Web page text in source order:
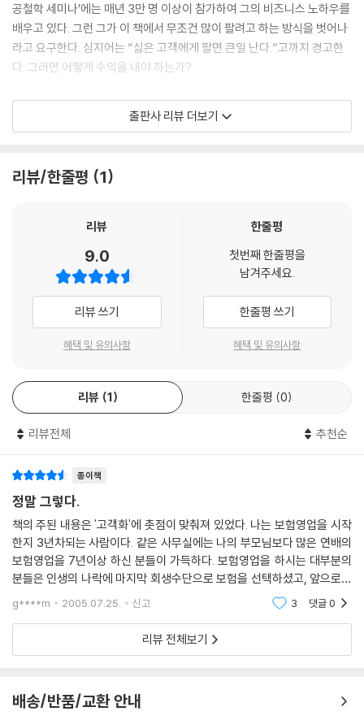
가망 고객의 목소리에 따라 고객 모집 전단지를 개선한다
전단지나 광고를 보고 문의하는 고객이 바로 ‘가망 고객’이다. 이들에게 반
드시 전단지 중 어느 부분을 봤는지 물어 보도록 한다. 그러면 고객 모집 도
지붕 교체 공사를 하는 한 회사 사장이 있었다. 그는 전단지에 대문짝만하
게 ‘55건 가운데 한 건은 무료’라고 쓰고, 이 전단지가 틀림없이 대박을 터
뜨릴 것이라고 기뻐했다. 정말 사장이 예상했던 대로 수많은 문의가 들어
그런데 가망 고객에게 전단지 중 어느 부분이 마음을 끌었냐고 물어봤더니
가망 고객이 가장 많이 본 부분은 ‘나카가와구 지붕 시공 실적 1위’라는 문
구였다. 이 회사는 아이치 현 나고야시에 있는데, 고객이 지역에 뿌리를 내
린 이 회사의 신뢰도를 높이 평가해 문의를 해온 것이다. 이 일을 계기로 사
장은 홍보의 주안점을 어디에 둬야 할지 알게 됐고, 그 뒤로는 ‘나카가와구
지붕 시공실적 1위’라는 문구를 계속 사용했다.
여기에서 우리가 기억해야 할 사실은 좋은 문구나 내용은 계속 사용해야
한다는 점이다. 대부분 전단지를 만들 때 전체적인 효과 여부만 생각하지,
작할 때는 무(無)인 상태에서 다시 시작한다. 지난번 전단지에서 얻은 노
하우를 전혀 활용하지 못하니 정말로 아까운 일이다.
많은 가망 고객을 모집할 수 있는 전단지를 만드는 일은 상당히 힘들다. 따
디가 좋았는지’ ‘어느 부분이 눈에 띄었는지’ 확인해야 한다.
나오는데, ‘좋았다’는 문구나 문장을 확인해 두었다가 다음 전단지나 광고
에 사용한다.
이를 반복하면 시간이 지날수록 더 좋은 전단지를 만들 수 있다. 여러 차례
반복하며 갈고 닦겠다는 발상이 중요하다.
좋은 전단지를 만들려면 끊임없이 가설을 세우고 검증을 해야 한다. 가망
고객이 좋아했던 부분은 노하우로 남기고, 반응이 나쁜 부분은 다른 문장
으로 교체한다. 이를 반복하면 근사한 고객 모집 도구가 완성된다. --- p.11
공철학 세미나’에는 매년 3만 명 이상이 참가하여 그의 비즈니스 노하우를
배우고 있다. 그런 그가 이 책에서 무조건 많이 팔려고 하는 방식을 벗어나
라고 요구한다. 심지어는 “싫은 고객에게 팔면 큰일 난다.”고까지 경고한
다. 그러면 어떻게 수익을 내야 하는가?
저자는 먼저 ‘고객화’를 구축해야 한다고 한다. 그리고 ‘고객화’의 중요성을
인식할 것을 촉구한다. 한번 고객화를 완성시키면 좀처럼 무너지지 않으므
행할 것을 요구한다.
2장에서는 고객화의 핵심은 정보제공이므로 고객화 시스템 단계에 맞춰
고 있다. 그리고 3장에서부터 6장까지는 4단계 고객화 전략을 각 단계별
로 그 세부적인 방법과 절차들을 구체적으로 알려 주고 있다.
‘고객화’를 소홀히 하는 회사는 매출이나 이익이 아무리 급상승해도 다시
구매하는 고객이 없으므로 실제로는 고객들이 회사나 점포 앞을 스쳐 지나
‘고객화’가 구축되지 않았다면 어렵게 손님을 모아 판매를 한다고 해도 별
로 이익이 남지 않는다. 이런 상황이 지속되면 안정적으로 경영을 할 수 없
고, 마치 배수 구멍을 열어놓고 열심히 욕조에 물을 받는 것과 같다. 열심히
고객을 만들어도 이들이 계속 사라진다면 비용만 들고 이익은 남지 않으니
그러므로 저자는 진정한 고객을 확보하라고 한다. ‘진정한 고객’이란 당신
회사에서 취급하는 상품이나 서비스를 기꺼이 구매하는 사람, 신상품이 나
오면 한 치의 망설임도 없이 구매하는 사람, 당신 회사의 상품이나 서비스
를 다른 사람에게 소개해 주는 사람을 말한다. 한번 고객으로 만들면 그들
은 웬만해서는 떠나지 않으므로 어떤 사람들이 고객이냐에 따라 그 회사의
운명이 달라진다고 할 수 있다. 따라서 저자는 고객을 선별하는 주도권을
여러분이 가지고 있어야 한다고 주장하며, 회사적 차원에서 영업 지원팀이
고객화를 구축할 것을 중심 내용으로 하여, 4단계의 고객화 전략을 상세하
게 가르쳐 주고 있다.
나아가서 고객화가 제대로 구축되면 고객들은 여러분 회사의 상품과 서비
스를 신뢰하므로 무엇이든 팔 수 있는 기반이 된다. 한 개에 700원이나 하
출판사 리뷰 더보기
리뷰/한줄평 1
리뷰
9.0
리뷰 쓰기
혜택 및 유의사항
한줄평
첫번째 한줄평을
남겨주세요.
한줄평 쓰기
혜택 및 유의사항
리뷰 1 한줄평 0
리뷰전체 추천순
종이책
정말 그렇다.
책의 주된 내용은 '고객화'에 촛점이 맞춰져 있었다. 나는 보험영업을 시작
한지 3년차되는 사람이다. 같은 사무실에는 나의 부모님보다 많은 연배의
보험영업을 7년이상 하신 분들이 가득하다. 보험영업을 하시는 대부분의
분들은 인생의 나락에 마지막 회생수단으로 보험을 선택하셨고, 앞으로도
그런 분들이 계속해서 보험영업을 할 것으로 생각이 된다. 나는 다르다고
생각을
g****m 2005.07.25. 신고 3 댓글0
리뷰 전체보기
배송/반품/교환 안내